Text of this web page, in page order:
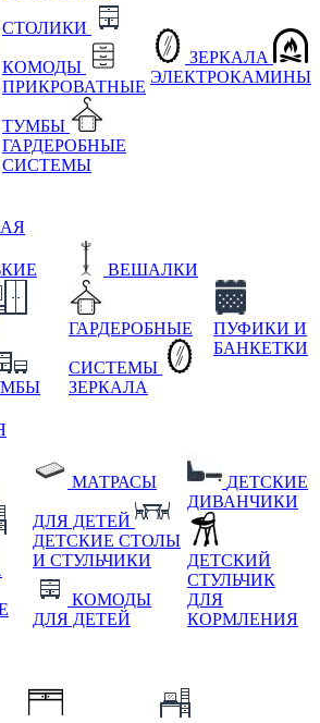
СТОЛИКИ
КОМОДЫ
ПРИКРОВАТНЫЕ
ТУМБЫ
ГАРДЕРОБНЫЕ
СИСТЕМЫ
ЗЕРКАЛА
ЭЛЕКТРОКАМИНЫ
ВЕШАЛКИ
ГАРДЕРОБНЫЕ
СИСТЕМЫ
ЗЕРКАЛА
ПУФИКИ И
БАНКЕТКИ
МАТРАСЫ
ДЛЯ ДЕТЕЙ
ДЕТСКИЕ СТОЛЫ
И СТУЛЬЧИКИ
КОМОДЫ
ДЛЯ ДЕТЕЙ
ДЕТСКИЕ
ДИВАНЧИКИ
ДЕТСКИЙ
СТУЛЬЧИК
ДЛЯ
КОРМЛЕНИЯ